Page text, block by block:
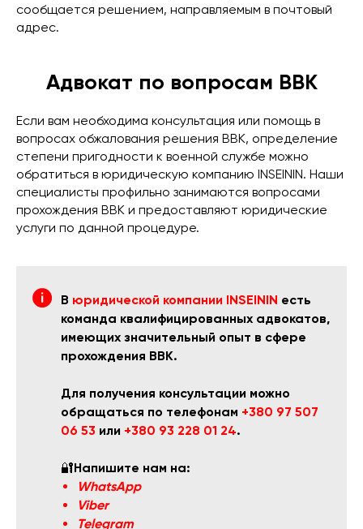
сообщается решением, направляемым в почтовый
адрес.
Адвокат по вопросам ВВК
Если вам необходима консультация или помощь в
вопросах обжалования решения ВВК, определение
степени пригодности к военной службе можно
обратиться в юридическую компанию INSEININ. Наши
специалисты профильно занимаются вопросами
прохождения ВВК и предоставляют юридические
услуги по данной процедуре.
В юридической компании INSEININ есть
команда квалифицированных адвокатов,
имеющих значительный опыт в сфере
прохождения ВВК.
Для получения консультации можно
обращаться по телефонам +380 97 507
06 53 или +380 93 228 01 24.
🔐Напишите нам на:
WhatsApp
Viber
Telegram